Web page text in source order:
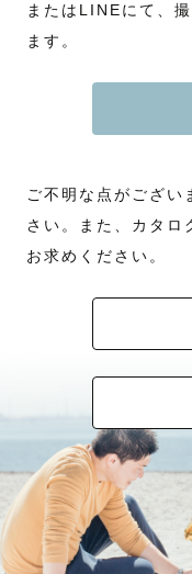
またはLINEにて、
ます。
ご不明な点がござい
さい。また、カタロ
お求めください。